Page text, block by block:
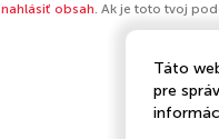
nahlásiť obsah. Ak je toto tvoj
Táto
pre